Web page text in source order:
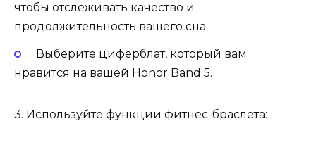
чтобы отслеживать качество и
продолжительность вашего сна.
Выберите циферблат, который вам
нравится на вашей Honor Band 5.
3. Используйте функции фитнес-браслета: